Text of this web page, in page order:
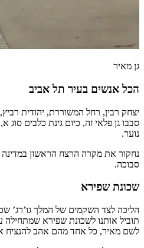
גן מאיר
הכל אנשים בעיר תל אביב
יצחק רבין, רחל המשוררת, יהודית
סבבו גן פלאי זה, כיום גינת כלבים
נוער.
נחקור את מקרה הרצח הראשון
סבוכה.
שכונת שפירא
הליכה לצד השקמים של המלך גו’רג’
תוביל אותנו לשכונת שפירא שמתחילה
לשם מאיר, כל אחד מהם אהב להנציח